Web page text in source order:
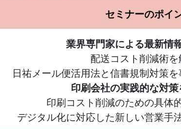
セミナーのポイ
業界専門家による最新情
配送コスト削減術を
日祐メール便活用法と信書規制対策を
印刷会社の実践的な対策
印刷コスト削減のための具体
デジタル化に対応した新しい営業手